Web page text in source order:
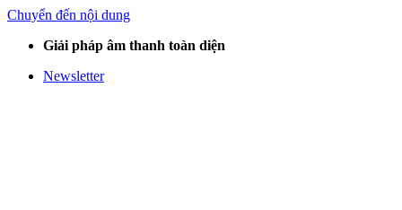
Chuyển đến nội dung
Giải pháp âm thanh toàn diện
Newsletter